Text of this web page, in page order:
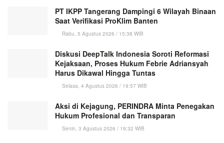
PT IKPP Tangerang Dampingi 6 Wilayah Binaan
Saat Verifikasi ProKlim Banten
Rabu, 5 Agustus 2026 / 15:38 WIB
Diskusi DeepTalk Indonesia Soroti Reformasi
Kejaksaan, Proses Hukum Febrie Adriansyah
Harus Dikawal Hingga Tuntas
Selasa, 4 Agustus 2026 / 19:57 WIB
Aksi di Kejagung, PERINDRA Minta Penegakan
Hukum Profesional dan Transparan
Senin, 3 Agustus 2026 / 19:32 WIB